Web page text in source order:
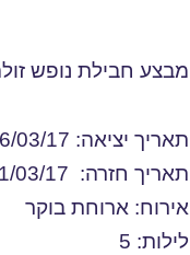
מבצע חבילת נופש
תאריך יציאה: 26/03/17
תאריך חזרה: 31/03/17
אירוח: ארוחת בוקר
לילות: 5